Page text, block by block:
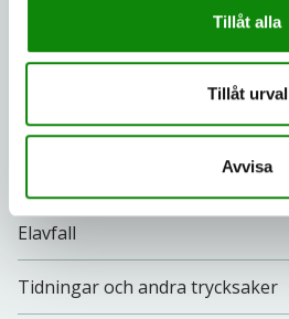
Tillåt alla
Tillåt urval
Avvisa
Plastförpackningar
Elavfall
Tidningar och andra trycksaker